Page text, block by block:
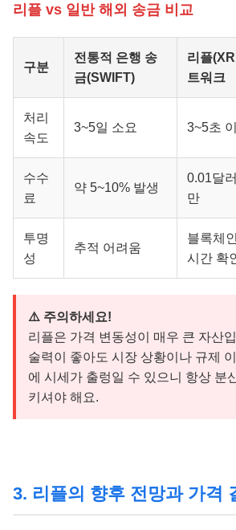
리플 vs 일반 해외 송금 비교
구분
전통적 은행 송
금(SWIFT)
리플
트워크
처리
속도
3~5일 소요 3~5초
수수
료
약 5~10% 발생
0.01달러
만
투명
성
추적 어려움
블록체
시간 확
⚠️ 주의하세요!
리플은 가격 변동성이 매우 큰 자산
술력이 좋아도 시장 상황이나 규제
에 시세가 출렁일 수 있으니 항상 분
키셔야 해요.
3. 리플의 향후 전망과 가격